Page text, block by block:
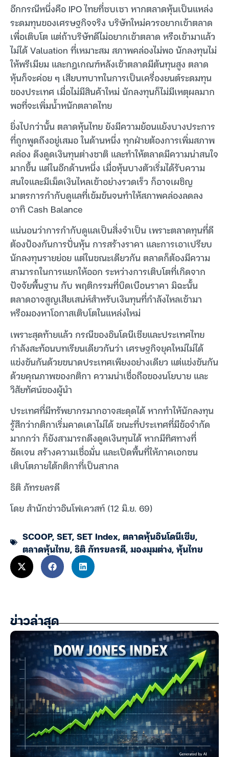
อีกกรณีหนึ่งคือ IPO ไทยที่ซบเซา หากตลาดหุ้นเป็นแหล่ง
ระดมทุนของเศรษฐกิจจริง บริษัทใหม่ควรอยากเข้าตลาด
เพื่อเติบโต แต่ถ้าบริษัทดีไม่อยากเข้าตลาด หรือเข้ามาแล้ว
ไม่ได้ Valuation ที่เหมาะสม สภาพคล่องไม่พอ นักลงทุนไม่
ให้พรีเมียม และกฎเกณฑ์หลังเข้าตลาดมีต้นทุนสูง ตลาด
หุ้นก็จะค่อย ๆ เสียบทบาทในการเป็นเครื่องยนต์ระดมทุน
ของประเทศ เมื่อไม่มีสินค้าใหม่ นักลงทุนก็ไม่มีเหตุผลมาก
พอที่จะเพิ่มน้ำหนักตลาดไทย
ยิ่งไปกว่านั้น ตลาดหุ้นไทย ยังมีความย้อนแย้งบางประการ
ที่ถูกพูดถึงอยู่เสมอ ในด้านหนึ่ง ทุกฝ่ายต้องการเพิ่มสภาพ
คล่อง ดึงดูดเงินทุนต่างชาติ และทำให้ตลาดมีความน่าสนใจ
มากขึ้น แต่ในอีกด้านหนึ่ง เมื่อหุ้นบางตัวเริ่มได้รับความ
สนใจและมีเม็ดเงินไหลเข้าอย่างรวดเร็ว ก็อาจเผชิญ
มาตรการกำกับดูแลที่เข้มข้นจนทำให้สภาพคล่องลดลง
อาทิ Cash Balance
แน่นอนว่าการกำกับดูแลเป็นสิ่งจำเป็น เพราะตลาดทุนที่ดี
ต้องป้องกันการปั่นหุ้น การสร้างราคา และการเอาเปรียบ
นักลงทุนรายย่อย แต่ในขณะเดียวกัน ตลาดก็ต้องมีความ
สามารถในการแยกให้ออก ระหว่างการเติบโตที่เกิดจาก
ปัจจัยพื้นฐาน กับ พฤติกรรมที่บิดเบือนราคา มิฉะนั้น
ตลาดอาจสูญเสียเสน่ห์สำหรับเงินทุนที่กำลังไหลเข้ามา
หรือมองหาโอกาสเติบโตในแหล่งใหม่
เพราะสุดท้ายแล้ว กรณีของอินโดนีเซียและประเทศไทย
กำลังสะท้อนบทเรียนเดียวกันว่า เศรษฐกิจยุคใหม่ไม่ได้
แข่งขันกันด้วยขนาดประเทศเพียงอย่างเดียว แต่แข่งขันกัน
ด้วยคุณภาพของกติกา ความน่าเชื่อถือของนโยบาย และ
วิสัยทัศน์ของผู้นำ
ประเทศที่มีทรัพยากรมากอาจสะดุดได้ หากทำให้นักลงทุน
รู้สึกว่ากติกาเริ่มคาดเดาไม่ได้ ขณะที่ประเทศที่มีข้อจำกัด
มากกว่า ก็ยังสามารถดึงดูดเงินทุนได้ หากมีทิศทางที่
ชัดเจน สร้างความเชื่อมั่น และเปิดพื้นที่ให้ภาคเอกชน
เติบโตภายใต้กติกาที่เป็นสากล
ธิติ ภัทรยลรดี
โดย สำนักข่าวอินโฟเควสท์ (12 มิ.ย. 69)
SCOOP,SET,SET Index,ตลาดหุ้นอินโดนีเซีย,
ตลาดหุ้นไทย,ธิติ ภัทรยลรดี,มองมุมต่าง,หุ้นไทย
ข่าวล่าสุด